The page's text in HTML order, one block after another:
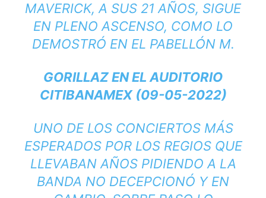
MAVERICK, A SUS 21 AÑOS, SIGUE
EN PLENO ASCENSO, COMO LO
DEMOSTRÓ EN EL PABELLÓN M.
GORILLAZ EN EL AUDITORIO
CITIBANAMEX (09-05-2022)
UNO DE LOS CONCIERTOS MÁS
ESPERADOS POR LOS REGIOS QUE
LLEVABAN AÑOS PIDIENDO A LA
BANDA NO DECEPCIONÓ Y EN